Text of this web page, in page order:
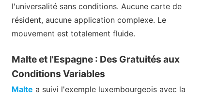
l'universalité sans conditions. Aucune carte de
résident, aucune application complexe. Le
mouvement est totalement fluide.
Malte et l'Espagne : Des Gratuités aux
Conditions Variables
Malte a suivi l'exemple luxembourgeois avec la